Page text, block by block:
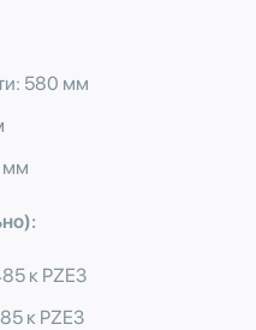
580 мм
мм
к PZE3
к PZE3